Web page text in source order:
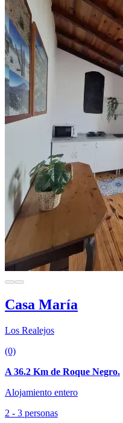
Casa María
Los Realejos
(0)
A 36.2 Km de Roque Negro.
Alojamiento entero
2 - 3 personas